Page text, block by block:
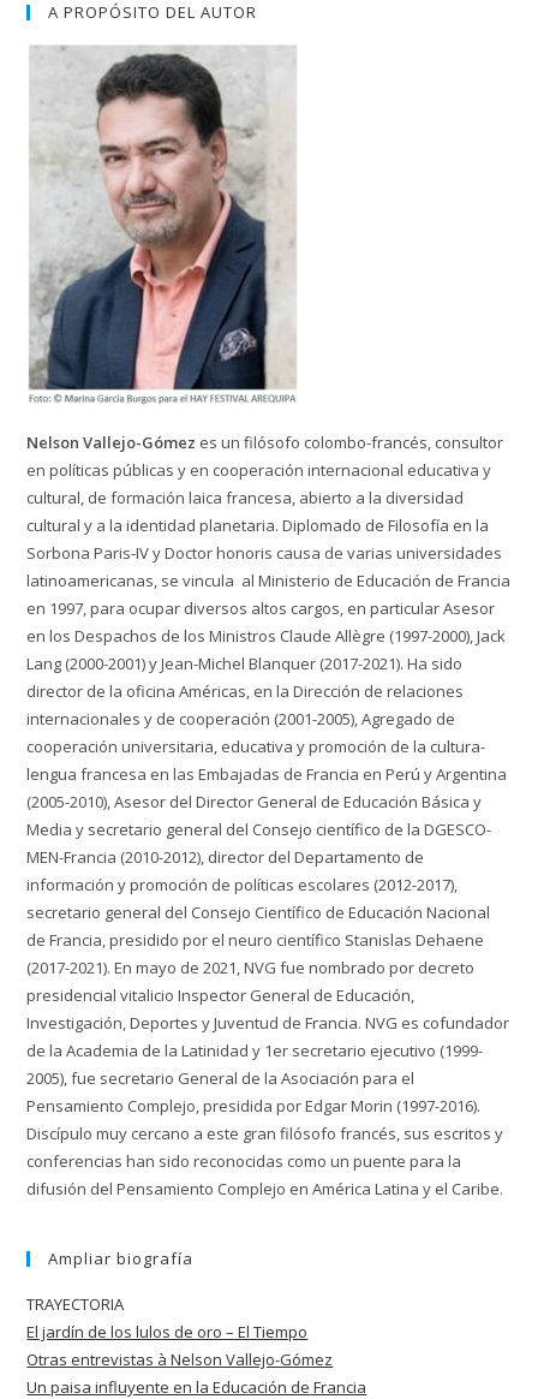
A PROPÓSITO DEL AUTOR
Nelson Vallejo-Gómez es un filósofo colombo-francés, consultor
en políticas públicas y en cooperación internacional educativa y
cultural, de formación laica francesa, abierto a la diversidad
cultural y a la identidad planetaria. Diplomado de Filosofía en la
Sorbona Paris-IV y Doctor honoris causa de varias universidades
latinoamericanas, se vincula al Ministerio de Educación de Francia
en 1997, para ocupar diversos altos cargos, en particular Asesor
en los Despachos de los Ministros Claude Allègre (1997-2000), Jack
Lang (2000-2001) y Jean-Michel Blanquer (2017-2021). Ha sido
director de la oficina Américas, en la Dirección de relaciones
internacionales y de cooperación (2001-2005), Agregado de
cooperación universitaria, educativa y promoción de la cultura-
lengua francesa en las Embajadas de Francia en Perú y Argentina
(2005-2010), Asesor del Director General de Educación Básica y
Media y secretario general del Consejo científico de la DGESCO-
MEN-Francia (2010-2012), director del Departamento de
información y promoción de políticas escolares (2012-2017),
secretario general del Consejo Científico de Educación Nacional
de Francia, presidido por el neuro científico Stanislas Dehaene
(2017-2021). En mayo de 2021, NVG fue nombrado por decreto
presidencial vitalicio Inspector General de Educación,
Investigación, Deportes y Juventud de Francia. NVG es cofundador
de la Academia de la Latinidad y 1er secretario ejecutivo (1999-
2005), fue secretario General de la Asociación para el
Pensamiento Complejo, presidida por Edgar Morin (1997-2016).
Discípulo muy cercano a este gran filósofo francés, sus escritos y
conferencias han sido reconocidas como un puente para la
difusión del Pensamiento Complejo en América Latina y el Caribe.
Ampliar biografía
TRAYECTORIA
El jardín de los lulos de oro – El Tiempo
Otras entrevistas à Nelson Vallejo-Gómez
Un paisa influyente en la Educación de Francia